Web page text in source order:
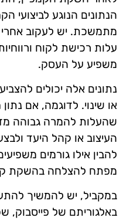
הנתונים הנוגע לביצועי
מתמשכת. יש לעקוב
עלות רכישת לקוח
משפיע על העסק.
נתונים אלה יכולים
או שינוי. לדוגמה, אם
שהעלות להמרה גבוהה
העיצוב או קהל היעד
להבין אילו גורמים
מפתח להצלחה בהשקת
במקביל, יש להמשיך
באלגוריתם של פייסבוק,